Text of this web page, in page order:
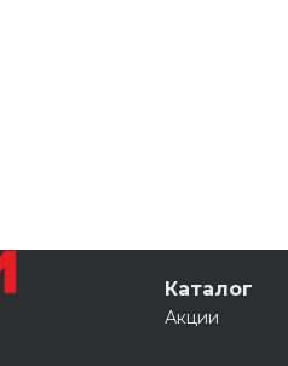
Каталог
Акции